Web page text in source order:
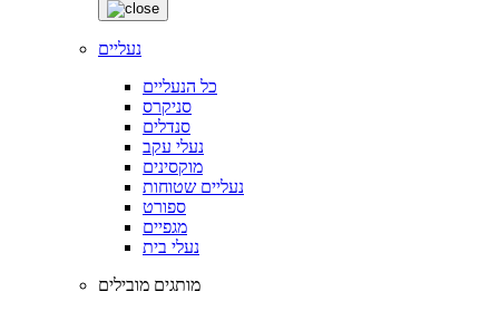
נעליים
כל הנעליים
סניקרס
סנדלים
נעלי עקב
מוקסינים
נעליים שטוחות
ספורט
מגפיים
נעלי בית
מותגים מובילים